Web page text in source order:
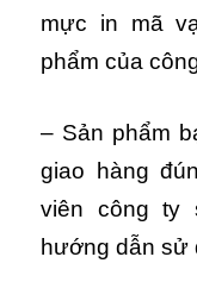
mực in mã
phẩm của
– Sản phẩm
giao hàng
viên công ty
hướng dẫn sử